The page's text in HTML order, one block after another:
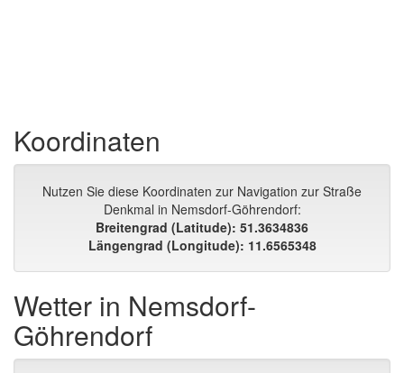
Koordinaten
Nutzen Sie diese Koordinaten zur Navigation zur Straße
Denkmal in Nemsdorf-Göhrendorf:
Breitengrad (Latitude): 51.3634836
Längengrad (Longitude): 11.6565348
Wetter in Nemsdorf-
Göhrendorf